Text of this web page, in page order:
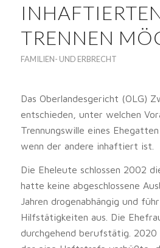
TRENNEN
FAMILIEN- UND ERBRECHT
Das Oberlandesgericht (OLG)
entschieden, unter welchen
Trennungswille eines
wenn der andere inhaftiert ist.
Die Eheleute schlossen 2002
hatte keine abgeschlossene
Jahren drogenabhängig und
Hilfstätigkeiten aus. Die
durchgehend berufstätig. 2020